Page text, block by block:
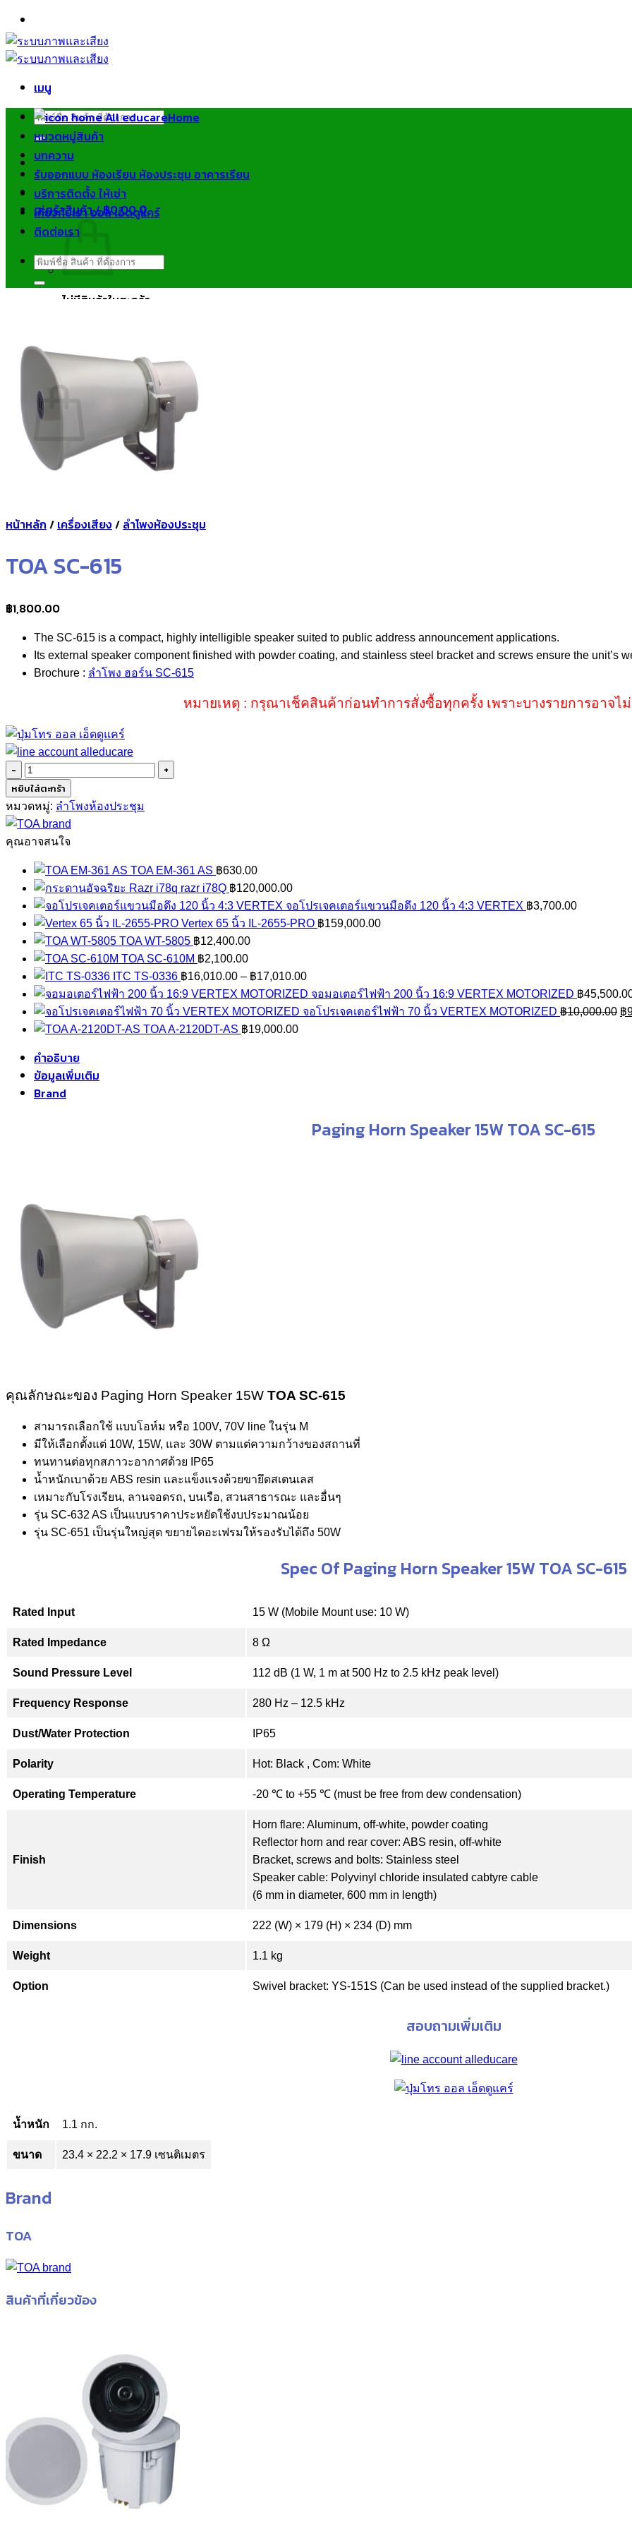
ข้าม
ไป
ยัง
เมนู
ค้นหา:
ตะกร้าสินค้า /฿0.000
ไม่มีสินค้าในตะกร้า
0
ตะกร้าสินค้า
ไม่มีสินค้าในตะกร้า
Home
หมวดหมู่สินค้า
บทความ
รับออกแบบ ห้องเรียน ห้องประชุม อาคารเรียน
บริการติดตั้ง ให้เช่า
เกี่ยวกับเรา ออล เอ็ดดูแคร์
ติดต่อเรา
ค้นหา:
หน้าหลัก / เครื่องเสียง/ ลำโพงห้องประชุม
TOA SC-615
฿1,800.00
The SC-615 is a compact, highly intelligible speaker suited to public address announcement applications.
Its external speaker component finished with powder coating, and stainless steel bracket and screws ensure the unit’s
Brochure : ลำโพง ฮอร์น SC-615
หมายเหตุ : กรุณาเช็คสินค้าก่อนทำการสั่งซื้อทุกครั้ง เพราะบางรายการอาจไ
จำนวน
TOA
SC-
615
ชิ้น
หยิบใส่ตะกร้า
หมวดหมู่: ลำโพงห้องประชุม
คุณอาจสนใจ
TOA EM-361 AS ฿630.00
razr i78Q ฿120,000.00
จอโปรเจคเตอร์แขวนมือดึง 120 นิ้ว 4:3 VERTEX ฿3,700.00
Vertex 65 นิ้ว IL-2655-PRO ฿159,000.00
TOA WT-5805 ฿12,400.00
TOA SC-610M ฿2,100.00
ITC TS-0336 ฿16,010.00 – ฿17,010.00Price
range:
฿16,010.00
จอมอเตอร์ไฟฟ้า 200 นิ้ว 16:9 VERTEX MOTORIZED ฿
จอโปรเจคเตอร์ไฟฟ้า 70 นิ้ว VERTEX MOTORIZED ฿10,000.00 ฿
TOA A-2120DT-AS ฿19,000.00
คำอธิบาย
ข้อมูลเพิ่มเติม
Brand
Paging Horn Speaker 15W TOA SC-615
คุณลักษณะของ Paging Horn Speaker 15W TOA SC-615
สามารถเลือกใช้ แบบโอห์ม หรือ 100V, 70V line ในรุ่น M
มีให้เลือกตั้งแต่ 10W, 15W, และ 30W ตามแต่ความกว้างของสถานที่
ทนทานต่อทุกสภาวะอากาศด้วย IP65
น้ำหนักเบาด้วย ABS resin และแข็งแรงด้วยขายึดสเตนเลส
เหมาะกับโรงเรียน, ลานจอดรถ, บนเรือ, สวนสาธารณะ และอื่นๆ
รุ่น SC-632 AS เป็นแบบราคาประหยัดใช้งบประมาณน้อย
รุ่น SC-651 เป็นรุ่นใหญ่สุด ขยายไดอะเฟรมให้รองรับได้ถึง 50W
Spec Of Paging Horn Speaker 15W TOA SC-615
Rated Input 15 W (Mobile Mount use: 10 W)
Rated Impedance 8 Ω
Sound Pressure Level 112 dB (1 W, 1 m at 500 Hz to 2.5 kHz peak level)
Frequency Response 280 Hz – 12.5 kHz
Dust/Water Protection IP65
Polarity Hot: Black , Com: White
Operating Temperature -20 ℃ to +55 ℃ (must be free from dew condensation)
Finish
Horn flare: Aluminum, off-white, powder coating
Reflector horn and rear cover: ABS resin, off-white
Bracket, screws and bolts: Stainless steel
Speaker cable: Polyvinyl chloride insulated cabtyre cable
(6 mm in diameter, 600 mm in length)
Dimensions 222 (W) × 179 (H) × 234 (D) mm
Weight 1.1 kg
Option Swivel bracket: YS-151S (Can be used instead of the supplied bracket.)
สอบถามเพิ่มเติม
น้ำหนัก 1.1 กก.
ขนาด 23.4 × 22.2 × 17.9 เซนติเมตร
Brand
TOA
สินค้าที่เกี่ยวข้อง